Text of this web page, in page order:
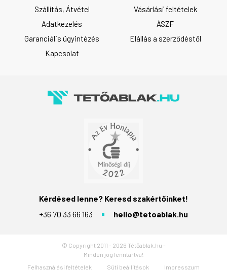
Szállítás, Átvétel
Vásárlási feltételek
Adatkezelés
ÁSZF
Garanciális ügyintézés
Elállás a szerződéstől
Kapcsolat
Kérdésed lenne? Keresd szakértőinket!
+36 70 33 66 163
hello@tetoablak.hu
© Copyright 2011 - 2026 Tétőablak.hu -
Minden jog fenntartva!
Felhasználási feltételek
Süti beállítások Impresszum